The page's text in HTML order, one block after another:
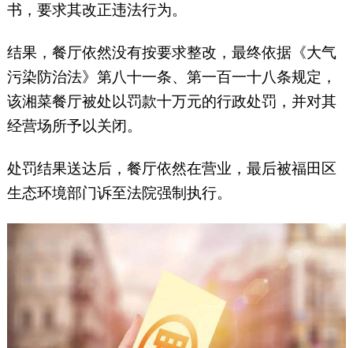
书，要求其改正违法行为。
结果，餐厅依然没有按要求整改，最终依据《大气
污染防治法》第八十一条、第一百一十八条规定，
该湘菜餐厅被处以罚款十万元的行政处罚，并对其
经营场所予以关闭。
处罚结果送达后，餐厅依然在营业，最后被福田区
生态环境部门诉至法院强制执行。